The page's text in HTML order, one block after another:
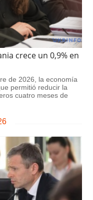
crece un 0,9% en
de 2026, la economía
permitió reducir la
cuatro meses de